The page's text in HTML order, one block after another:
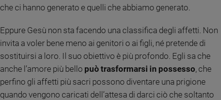
della
settimana
Migranti
Diversità
e
inclusione
che ci hanno generato e quelli che abbiamo generato.
Eppure Gesù non sta facendo una classifica degli affetti. Non
invita a voler bene meno ai genitori o ai figli, né pretende di
sostituirsi a loro. Il suo obiettivo è più profondo. Egli sa che
anche l’amore più bello può trasformarsi in possesso, che
perfino gli affetti più sacri possono diventare una prigione
quando vengono caricati dell’attesa di darci ciò che soltanto